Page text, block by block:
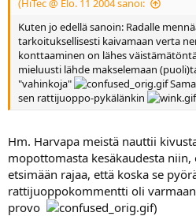
(HiTec @ Elo. 11 2004 sanoi:
Kuten jo edellä sanoin: Radalle
tarkoituksellisesti kaivamaan verta
konttaaminen on lähes
mieluusti lähde makselemaan
"vahinkoja"
sen rattijuoppo-pykälänkin
Hm. Harvapa meistä nauttii
mopottomasta kesäkaudesta niin,
etsimään rajaa, että koska se
rattijuoppokommentti oli
provo
)